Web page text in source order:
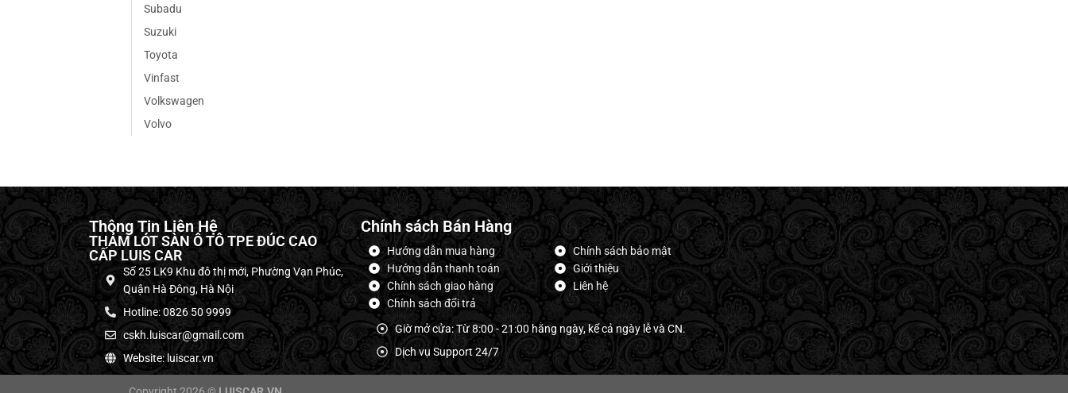
Subadu
Suzuki
Toyota
Vinfast
Volkswagen
Volvo
Thông Tin Liên Hệ
THẢM LÓT SÀN Ô TÔ TPE ĐÚC CAO
CẤP LUIS CAR
Số 25 LK9 Khu đô thị mới, Phường Vạn Phúc,
Quận Hà Đông, Hà Nội
Hotline: 0826 50 9999
cskh.luiscar@gmail.com
Website: luiscar.vn
Chính sách Bán Hàng
Hướng dẫn mua hàng
Hướng dẫn thanh toán
Chính sách giao hàng
Chính sách đổi trả
Chính sách bảo mật
Giới thiệu
Liên hệ
Giờ mở cửa: Từ 8:00 - 21:00 hằng ngày, kể cả ngày lễ và CN.
Dịch vụ Support 24/7